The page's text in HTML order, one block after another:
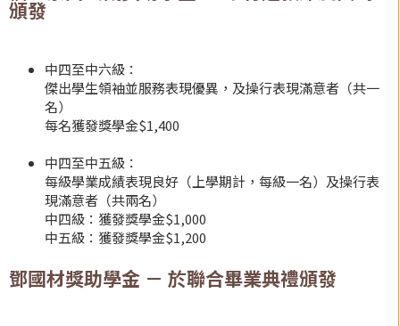
頒發
中四至中六級：
傑出學生領袖並服務表現優異，及操行表現滿意者（共一
名）
每名獲發獎學金$1,400
中四至中五級：
每級學業成績表現良好（上學期計，每級一名）及操行表
現滿意者（共兩名）
中四級：獲發獎學金$1,000
中五級：獲發獎學金$1,200
鄧國材獎助學金 － 於聯合畢業典禮頒發